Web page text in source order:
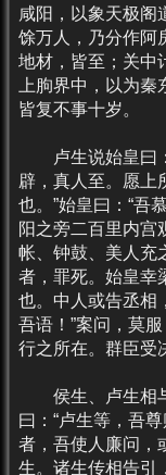
咸阳，以象天极阁
馀万人，乃分作阿
地材，皆至；关中
上朐界中，以为
皆复不事十岁。
卢生说始皇曰：
辟，真人至。愿上
也。”始皇曰：“吾
阳之旁二百里内宫
帐、钟鼓、美人充
者，罪死。始皇幸
也。中人或告丞相
吾语！”案问，莫
行之所在。群臣受
侯生、卢生相与
曰：“卢生等，吾
者，吾使人廉问，
生。诸生传相告引